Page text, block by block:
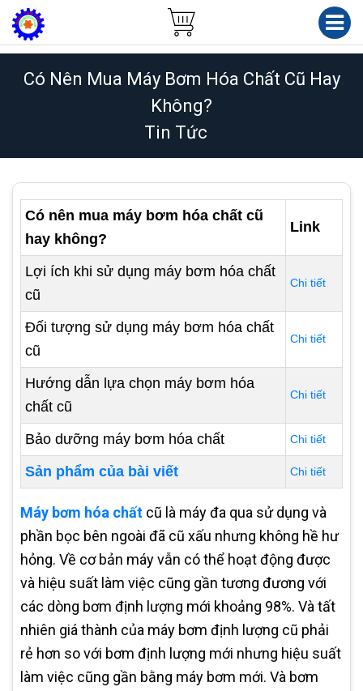
Có Nên Mua Máy Bơm Hóa Chất Cũ Hay
Không?
Tin Tức
Có nên mua máy bơm hóa chất cũ
hay không?
Link
Lợi ích khi sử dụng máy bơm hóa chất
cũ
Chi tiết
Đối tượng sử dụng máy bơm hóa chất
cũ
Chi tiết
Hướng dẫn lựa chọn máy bơm hóa
chất cũ
Chi tiết
Bảo dưỡng máy bơm hóa chất Chi tiết
Sản phẩm của bài viết Chi tiết
Máy bơm hóa chất cũ là máy đa qua sử dụng và
phần bọc bên ngoài đã cũ xấu nhưng không hề hư
hỏng. Về cơ bản máy vẫn có thể hoạt động được
và hiệu suất làm việc cũng gần tương đương với
các dòng bơm định lượng mới khoảng 98%. Và tất
nhiên giá thành của máy bơm định lượng cũ phải
rẻ hơn so với bơm định lượng mới nhưng hiệu suất
làm việc cũng gần bằng máy bơm mới. Và bơm